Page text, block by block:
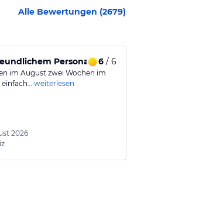
Alle Bewertungen (2679)
Personal in Side
6/ 6
im August zwei Wochen im
einfach… weiterlesen
2026